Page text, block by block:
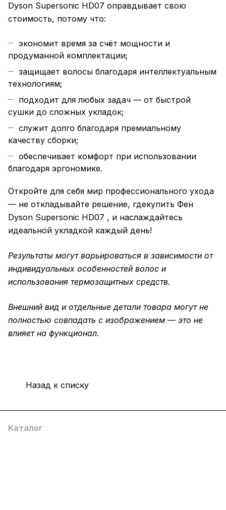
Dyson Supersonic HD07 оправдывает свою
стоимость, потому что:
экономит время за счёт мощности и
продуманной комплектации;
защищает волосы благодаря интеллектуальным
технологиям;
подходит для любых задач — от быстрой
сушки до сложных укладок;
служит долго благодаря премиальному
качеству сборки;
обеспечивает комфорт при использовании
благодаря эргономике.
Откройте для себя мир профессионального ухода
— не откладывайте решение, гдекупить Фен
Dyson Supersonic HD07 , и наслаждайтесь
идеальной укладкой каждый день!
Результаты могут варьироваться в зависимости от
индивидуальных особенностей волос и
использования термозащитных средств.
Внешний вид и отдельные детали товара могут не
полностью совпадать с изображением — это не
влияет на функционал.
Назад к списку
Каталог